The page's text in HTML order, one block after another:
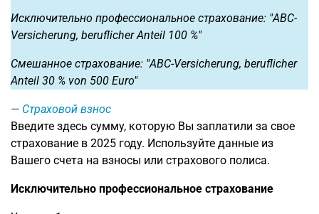
Исключительно профессиональное страхование: "ABC-
Versicherung, beruflicher Anteil 100 %"
Смешанное страхование: "ABC-Versicherung, beruflicher
Anteil 30 % von 500 Euro"
Страховой взнос
Введите здесь сумму, которую Вы заплатили за свое
страхование в 2025 году. Используйте данные из
Вашего счета на взносы или страхового полиса.
Исключительно профессиональное страхование